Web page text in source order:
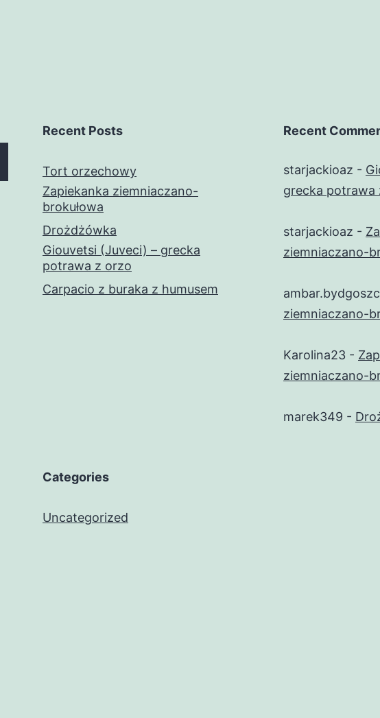
Recent Posts
Tort orzechowy
Zapiekanka ziemniaczano-
brokułowa
Drożdżówka
Giouvetsi (Juveci) – grecka
potrawa z orzo
Carpacio z buraka z humusem
Recent
starjackioaz -
grecka potrawa
starjackioaz -
ziemniaczano-
ziemniaczano-
Karolina23 -
ziemniaczano-
marek349 -
Categories
Uncategorized